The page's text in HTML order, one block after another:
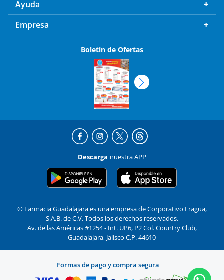
Ayuda
Empresa
Boletín de Ofertas
Descarga nuestra APP
© Farmacia Guadalajara es una empresa de Corporativo Fragua,
S.A.B. de C.V. Todos los derechos reservados.
Av. de las Américas #1254 - Int. UP6, P2 Col. Country Club,
Guadalajara, Jalisco C.P. 44610
Formas de pago y compra segura